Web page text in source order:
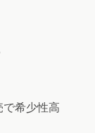
で希少性高